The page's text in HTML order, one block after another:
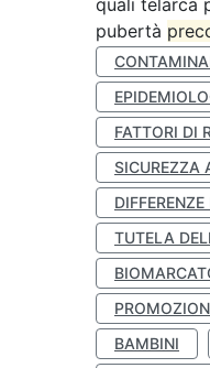
quali telarca
pubertà
FATTORI DI
SICUREZZA
DIFFERENZE
TUTELA
BAMBINI